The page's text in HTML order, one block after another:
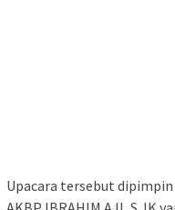
Upacara tersebut